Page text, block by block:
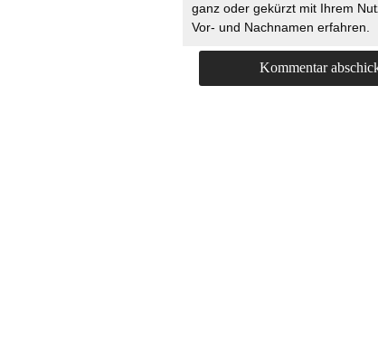
ganz oder gekürzt mit Ihrem
Vor- und Nachnamen erfahren.